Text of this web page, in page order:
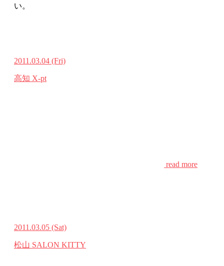
い。
2011.03.04 (Fri)
高知 X-pt
read more
2011.03.05 (Sat)
松山 SALON KITTY